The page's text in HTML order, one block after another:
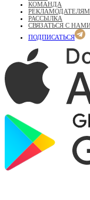
КОМАНДА
РЕКЛАМОДАТЕЛЯМ
РАССЫЛКА
СВЯЗАТЬСЯ С
ПОДПИСАТЬСЯ